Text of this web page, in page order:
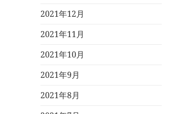
2021年12月
2021年11月
2021年10月
2021年9月
2021年8月